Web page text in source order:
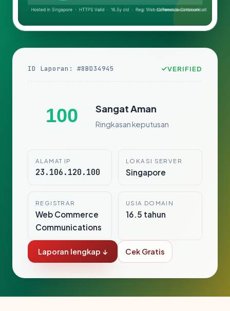
ID Laporan: #8BD34945 VERIFIED
100 Sangat Aman
Ringkasan keputusan
ALAMAT IP
23.106.120.100
LOKASI SERVER
Singapore
REGISTRAR
Web Commerce
Communications
USIA DOMAIN
16.5 tahun
Laporan lengkap ↓ Cek Gratis